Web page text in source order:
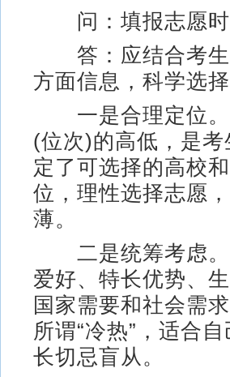
问：填报志愿时
答：应结合考生
方面信息，科学选择
一是合理定位。
(位次)的高低，是
定了可选择的高校
位，理性选择志愿
薄。
二是统筹考虑。
爱好、特长优势、
国家需要和社会需
所谓“冷热”，适合
长切忌盲从。